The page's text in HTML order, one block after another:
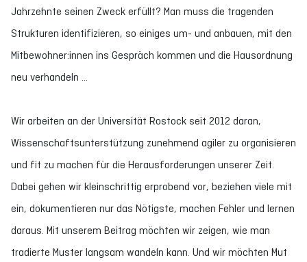
Jahrzehnte seinen Zweck erfüllt? Man muss die tragenden
Strukturen identifizieren, so einiges um- und anbauen, mit den
Mitbewohner:innen ins Gespräch kommen und die Hausordnung
neu verhandeln ...
Wir arbeiten an der Universität Rostock seit 2012 daran,
Wissenschaftsunterstützung zunehmend agiler zu organisieren
und fit zu machen für die Herausforderungen unserer Zeit.
Dabei gehen wir kleinschrittig erprobend vor, beziehen viele mit
ein, dokumentieren nur das Nötigste, machen Fehler und lernen
daraus. Mit unserem Beitrag möchten wir zeigen, wie man
tradierte Muster langsam wandeln kann. Und wir möchten Mut